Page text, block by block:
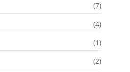
(7)
(4)
(1)
(2)